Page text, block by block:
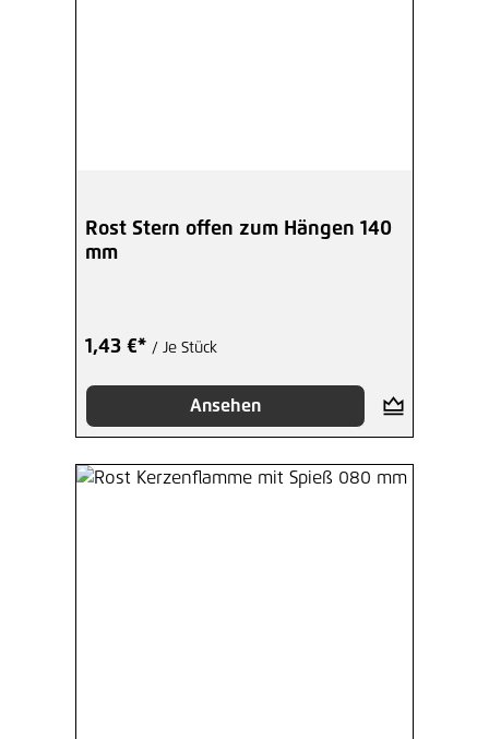
Rost Stern offen zum Hängen 140
mm
1,43 €* / Je Stück
Ansehen